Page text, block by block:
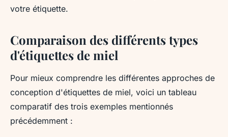
votre étiquette.
Comparaison des différents types
d'étiquettes de miel
Pour mieux comprendre les différentes approches de
conception d'étiquettes de miel, voici un tableau
comparatif des trois exemples mentionnés
précédemment :